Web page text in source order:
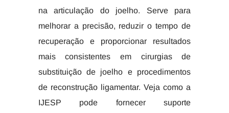
na articulação do joelho. Serve para
melhorar a precisão, reduzir o tempo de
recuperação e proporcionar resultados
mais consistentes em cirurgias de
substituição de joelho e procedimentos
de reconstrução ligamentar. Veja como a
IJESP pode fornecer suporte